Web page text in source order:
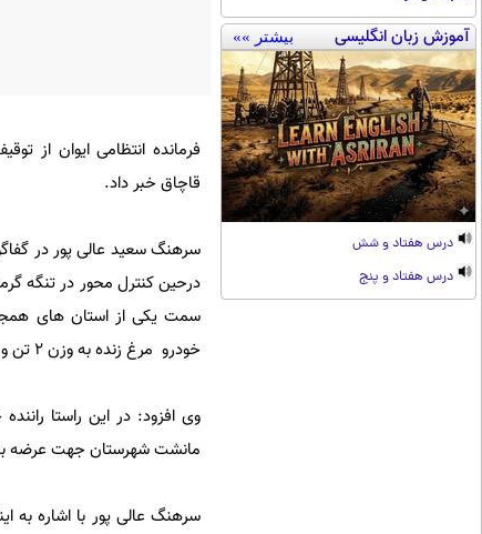
آموزش زبان انگلیسی بیشتر »»
درس هفتاد و شش
درس هفتاد و پنج
قاچاق خبر داد.
سرهنگ سعید عالی پور در
درحین کنترل محور در تنگه
سمت یکی از استان های
خودرو مرغ زنده به وزن ۲ تن و ۶۳۵ کیلوگرم کشف کردند.
وی افزود: در این راستا
مانشت شهرستان جهت عرضه به